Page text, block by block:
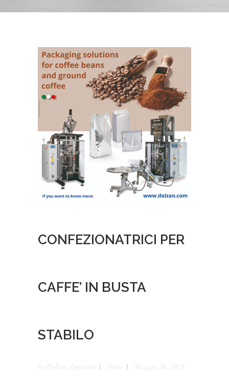
CONFEZIONATRICI PER
CAFFE’ IN BUSTA
STABILO
by Dolzan_Impianti News Maggio 26, 2023